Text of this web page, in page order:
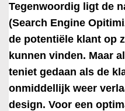
Tegenwoordig ligt de
(Search Engine
de potentiële klant op
kunnen vinden. Maar
teniet gedaan als de
onmiddellijk weer
design. Voor een